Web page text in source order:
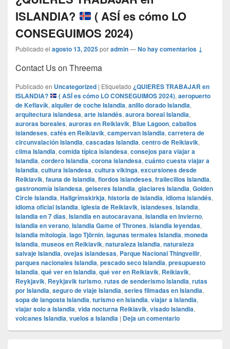
ISLANDIA?
( ASÍ es cómo LO
CONSEGUIMOS 2024)
Publicado el agosto 13, 2025poradmin—No hay comentarios ↓
Contact Us on Threema
Publicado en Uncategorized | Etiquetado ¿QUIERES TRABAJAR en
ISLANDIA?
( ASÍ es cómo LO CONSEGUIMOS 2024), aeropuerto
de Keflavík, alquiler de coche Islandia, anillo dorado Islandia,
arquitectura islandesa, arte islandés, aurora boreal Islandia,
auroras boreales, auroras en Reikiavik, Blue Lagoon, caballos
islandeses, cafés en Reikiavik, campervan Islandia, carretera de
circunvalación Islandia, cascadas Islandia, centro de Reikiavik,
clima Islandia, comida típica islandesa, consejos para viajar a
Islandia, cordero Islandia, corona islandesa, cuánto cuesta viajar a
Islandia, cultura islandesa, cultura vikinga, excursiones desde
Reikiavik, fauna de Islandia, fiordos islandeses, frailecillos Islandia,
gastronomía islandesa, geiseres Islandia, glaciares Islandia, Golden
Circle Islandia, Hallgrímskirkja, historia de Islandia, idioma islandés,
idioma oficial Islandia, iglesia de Reikiavik, islandeses, Islandia,
Islandia en 7 días, Islandia en autocaravana, Islandia en invierno,
Islandia en verano, Islandia Game of Thrones, Islandia leyendas,
Islandia mitología, lago Tjörnin, lagunas termales Islandia, moneda
Islandia, museos en Reikiavik, naturaleza Islandia, naturaleza
salvaje Islandia, ovejas islandesas, Parque Nacional Thingvellir,
parques nacionales Islandia, pescado seco Islandia, presupuesto
Islandia, qué ver en Islandia, qué ver en Reikiavik, Reikiavik,
Reykjavik, Reykjavik turismo, rutas de senderismo Islandia, rutas
por Islandia, seguro de viaje Islandia, series filmadas en Islandia,
sopa de langosta Islandia, turismo en Islandia, viajar a Islandia,
viajar solo a Islandia, vida nocturna Reikiavik, visado Islandia,
volcanes Islandia, vuelos a Islandia | Deja un comentario